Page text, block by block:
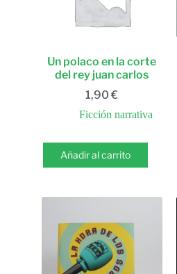
Un polaco en la corte
del rey juan carlos
1,90€
Ficción narrativa
Añadir al carrito